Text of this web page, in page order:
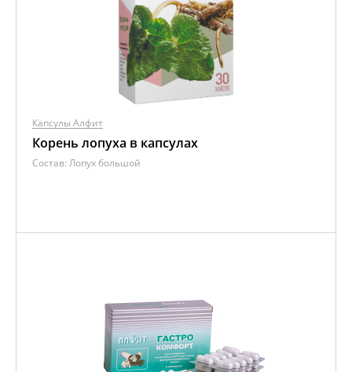
Капсулы Алфит
Корень лопуха в капсулах
Состав: Лопух большой